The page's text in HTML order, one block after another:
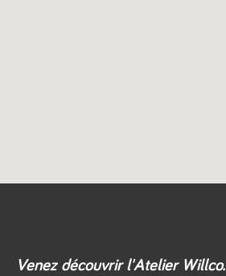
Venez découvrir l'Atelier Willco.